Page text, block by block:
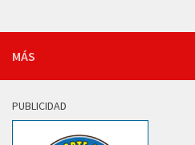
MÁS
PUBLICIDAD